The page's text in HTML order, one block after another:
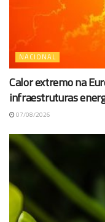
NACIONAL
Calor extremo na
infraestruturas
07/08/2026